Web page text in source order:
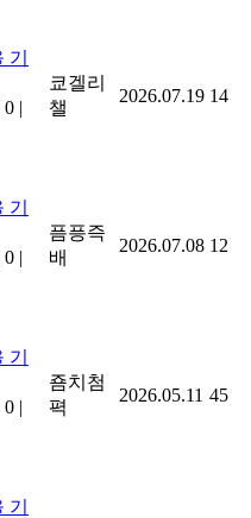
0 |
쿄겔리
챌
2026.07.19 14
0 |
픔픙즉
배
2026.07.08 12
0 |
죰치첨
펵
2026.05.11 45